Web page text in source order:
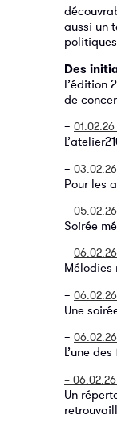
aussi un
Des
de
–
–
Pour les
–
Soirée
–
Mélodies
–
Une
–
L’une
–
Un